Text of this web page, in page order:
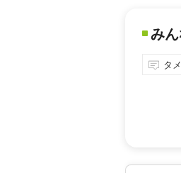
み
タ